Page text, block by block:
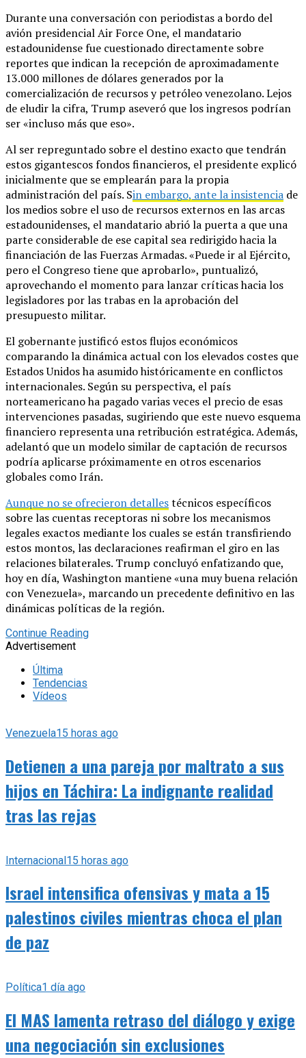
Durante una conversación con periodistas a bordo del
avión presidencial Air Force One, el mandatario
estadounidense fue cuestionado directamente sobre
reportes que indican la recepción de aproximadamente
13.000 millones de dólares generados por la
comercialización de recursos y petróleo venezolano. Lejos
de eludir la cifra, Trump aseveró que los ingresos podrían
ser «incluso más que eso».
Al ser repreguntado sobre el destino exacto que tendrán
estos gigantescos fondos financieros, el presidente explicó
inicialmente que se emplearán para la propia
administración del país. Sin embargo, ante la insistencia de
los medios sobre el uso de recursos externos en las arcas
estadounidenses, el mandatario abrió la puerta a que una
parte considerable de ese capital sea redirigido hacia la
financiación de las Fuerzas Armadas. «Puede ir al Ejército,
pero el Congreso tiene que aprobarlo», puntualizó,
aprovechando el momento para lanzar críticas hacia los
legisladores por las trabas en la aprobación del
presupuesto militar.
El gobernante justificó estos flujos económicos
comparando la dinámica actual con los elevados costes que
Estados Unidos ha asumido históricamente en conflictos
internacionales. Según su perspectiva, el país
norteamericano ha pagado varias veces el precio de esas
intervenciones pasadas, sugiriendo que este nuevo esquema
financiero representa una retribución estratégica. Además,
adelantó que un modelo similar de captación de recursos
podría aplicarse próximamente en otros escenarios
globales como Irán.
Aunque no se ofrecieron detallestécnicos específicos
sobre las cuentas receptoras ni sobre los mecanismos
legales exactos mediante los cuales se están transfiriendo
estos montos, las declaraciones reafirman el giro en las
relaciones bilaterales. Trump concluyó enfatizando que,
hoy en día, Washington mantiene «una muy buena relación
con Venezuela», marcando un precedente definitivo en las
dinámicas políticas de la región.
Continue Reading
Advertisement
Última
Tendencias
Vídeos
Venezuela15 horas ago
Detienen a una pareja por maltrato a sus
hijos en Táchira: La indignante realidad
tras las rejas
Internacional15 horas ago
Israel intensifica ofensivas y mata a 15
palestinos civiles mientras choca el plan
de paz
Política1 día ago
El MAS lamenta retraso del diálogo y exige
una negociación sin exclusiones